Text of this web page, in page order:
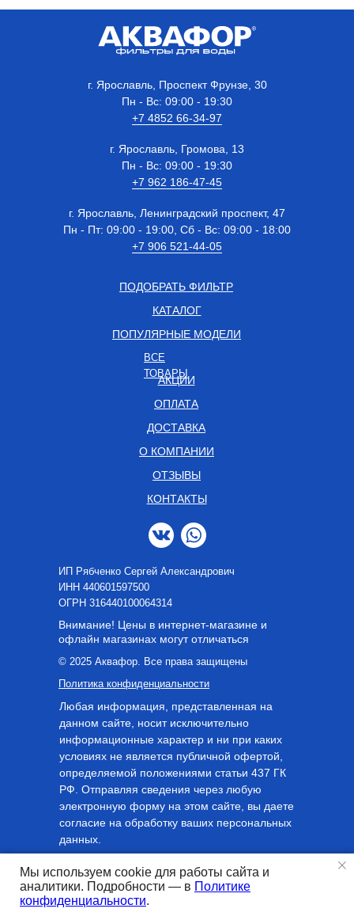
Мы используем cookie для работы сайта и
аналитики. Подробности — в Политике
конфиденциальности.
© 2025 Аквафор. Все права защищены
Политика конфиденциальности
КАТАЛОГ
О КОМПАНИИ
КОНТАКТЫ
ОПЛАТА
Внимание! Цены в интернет-магазине и
офлайн магазинах могут отличаться
г. Ярославль, Проспект Фрунзе, 30
Пн - Вс: 09:00 - 19:30
+7 4852 66-34-97
г. Ярославль, Ленинградский проспект, 47
Пн - Пт: 09:00 - 19:00, Сб - Вс: 09:00 - 18:00
+7 906 521-44-05
АКЦИИ
ПОПУЛЯРНЫЕ МОДЕЛИ
ДОСТАВКА
ОТЗЫВЫ
ВСЕ
ТОВАРЫ
г. Ярославль, Громова, 13
Пн - Вс: 09:00 - 19:30
+7 962 186-47-45
Любая информация, представленная на
данном сайте, носит исключительно
информационные характер и ни при каких
условиях не является публичной офертой,
определяемой положениями статьи 437 ГК
РФ. Отправляя сведения через любую
электронную форму на этом сайте, вы даете
согласие на обработку ваших персональных
данных.
ПОДОБРАТЬ ФИЛЬТР
ИП Рябченко Сергей Александрович
ИНН 440601597500
OГРН 316440100064314
Made on Tilda